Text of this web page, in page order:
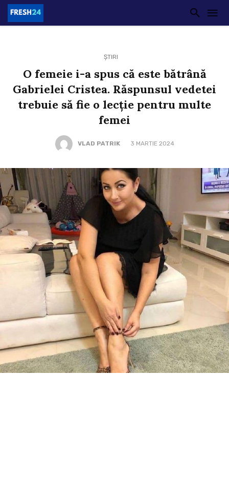
ȘTIRI
O femeie i-a spus că este bătrână
Gabrielei Cristea. Răspunsul vedetei
trebuie să fie o lecție pentru multe
femei
VLAD PATRIK 3 MARTIE 2024